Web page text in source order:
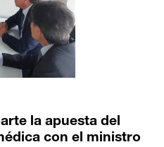
la apuesta del
con el ministro